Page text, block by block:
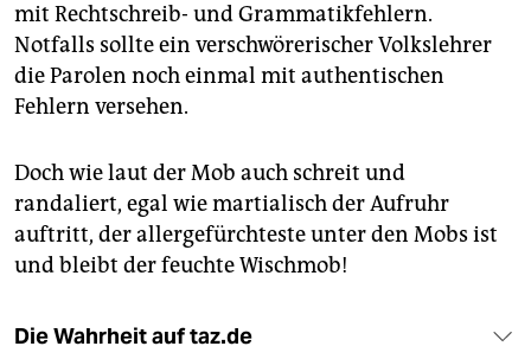
mit Rechtschreib- und Grammatikfehlern.
Notfalls sollte ein verschwörerischer Volkslehrer
die Parolen noch einmal mit authentischen
Fehlern versehen.
Doch wie laut der Mob auch schreit und
randaliert, egal wie martialisch der Aufruhr
auftritt, der allergefürchteste unter den Mobs ist
und bleibt der feuchte Wischmob!
Die Wahrheit auf taz.de